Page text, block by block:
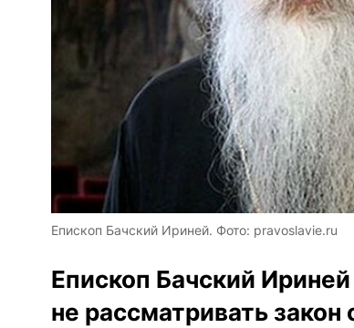
Епископ Бачский Ириней. Фото: pravoslavie.ru
Епископ Бачский
не рассматривать